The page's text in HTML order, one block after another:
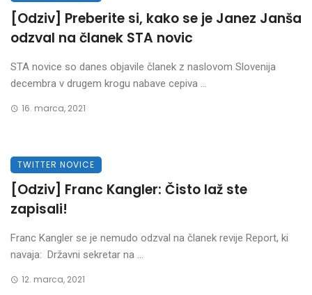
[Odziv] Preberite si, kako se je Janez Janša
odzval na članek STA novic
STA novice so danes objavile članek z naslovom Slovenija
decembra v drugem krogu nabave cepiva ...
16. marca, 2021
TWITTER NOVICE
[Odziv] Franc Kangler: Čisto laž ste
zapisali!
Franc Kangler se je nemudo odzval na članek revije Report, ki
navaja: Državni sekretar na ...
12. marca, 2021